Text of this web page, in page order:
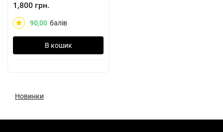
1,800 грн.
90,00 балів
В кошик
Новинки